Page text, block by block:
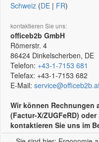
Schweiz (DE | FR)
kontaktieren Sie uns:
officeb2b GmbH
Römerstr. 4
86424 Dinkelscherben, DE
Telefon: +43-1-7153 681
Telefax: +43-1-7153 682
E-Mail:
Wir können Rechnungen
(Factur-X/ZUGFeRD)
kontaktieren Sie uns im